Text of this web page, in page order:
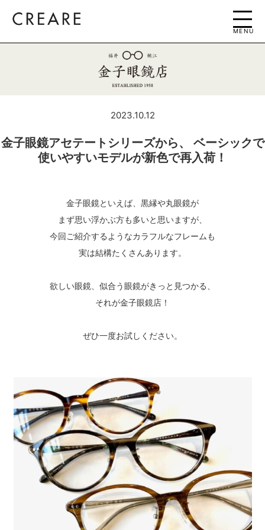
MENU
2023.10.12
金子眼鏡アセテートシリーズから、 ベーシックで
使いやすいモデルが新色で再入荷！
金子眼鏡といえば、黒縁や丸眼鏡が
まず思い浮かぶ方も多いと思いますが、
今回ご紹介するようなカラフルなフレームも
実は結構たくさんあります。
欲しい眼鏡、似合う眼鏡がきっと見つかる、
それが金子眼鏡店！
ぜひ一度お試しください。